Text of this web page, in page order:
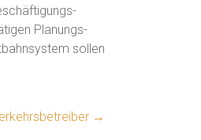
Planungs-
sollen
→